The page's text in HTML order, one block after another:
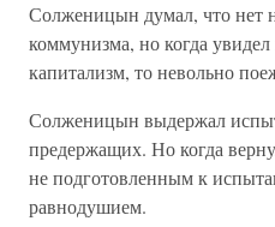
Солженицын думал, что нет
коммунизма, но когда
капитализм, то невольно
Солженицын выдержал
предержащих. Но когда
не подготовленным к
равнодушием.